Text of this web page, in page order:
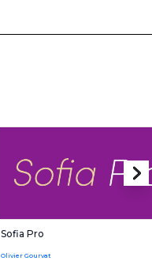
Sofia Pro
Olivier Gourvat